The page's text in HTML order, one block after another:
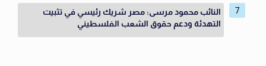
النائب محمود مرسى: مصر شريك رئيسي في تثبيت
التهدئة ودعم حقوق الشعب الفلسطيني